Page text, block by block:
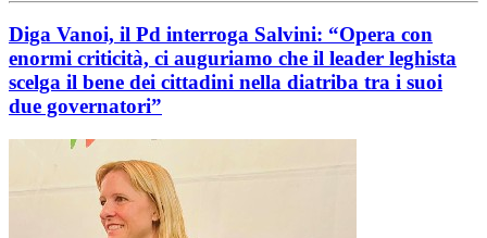
Diga Vanoi, il Pd interroga Salvini: “Opera con
enormi criticità, ci auguriamo che il leader leghista
scelga il bene dei cittadini nella diatriba tra i suoi
due governatori”